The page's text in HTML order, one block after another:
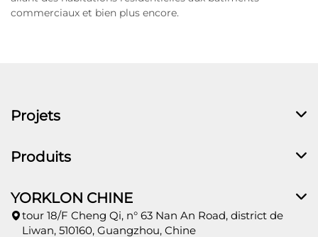
commerciaux et bien plus encore.
Projets
Produits
YORKLON CHINE
tour 18/F Cheng Qi, n° 63 Nan An Road, district de
Liwan, 510160, Guangzhou, Chine